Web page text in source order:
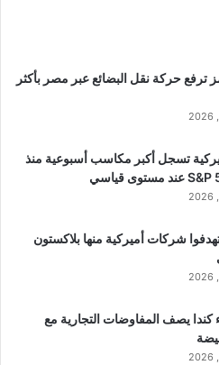
ترفع حركة نقل البضائع عبر مصر بأكثر
تسجل أكبر مكاسب أسبوعية منذ
شركات أميركية منها بلاكستون
يصف المفاوضات التجارية مع